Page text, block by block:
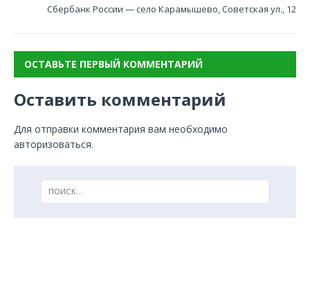
Сбербанк России — село Карамышево, Советская ул., 12
ОСТАВЬТЕ ПЕРВЫЙ КОММЕНТАРИЙ
Оставить комментарий
Для отправки комментария вам необходимо
авторизоваться.